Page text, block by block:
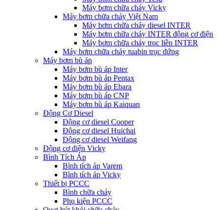
Máy bơm chữa cháy Vicky
Máy bơm chữa cháy Việt Nam
Máy bơm chữa cháy diesel INTER
Máy bơm chữa cháy INTER động cơ điện
Máy bơm chữa cháy trục liền INTER
Máy bơm chữa cháy tuabin trục đứng
Máy bơm bù áp
Máy bơm bù áp Inter
Máy bơm bù áp Pentax
Máy bơm bù áp Ebara
Máy bơm bù áp CNP
Máy bơm bù áp Kaiquan
Động Cơ Diesel
Động cơ diesel Cooper
Động cơ diesel Huichai
Động cơ diesel Weifang
Động cơ điện Vicky
Bình Tích Áp
Bình tích áp Varem
Bình tích áp Vicky
Thiết bị PCCC
Bình chữa cháy
Phụ kiện PCCC